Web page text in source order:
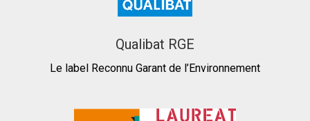
Qualibat RGE
Le label Reconnu Garant de l’Environnement